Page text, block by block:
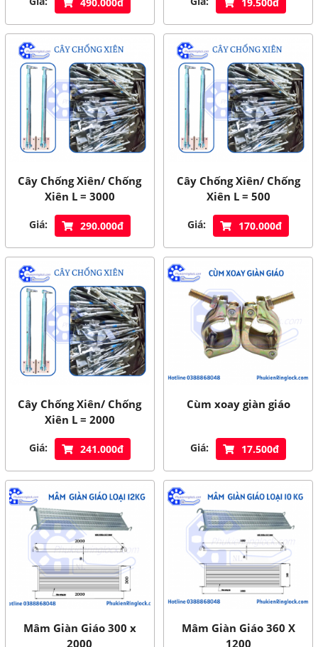
Cây Chống Xiên/ Chống
Xiên L = 3000
Giá: 290.000đ
Cây Chống Xiên/ Chống
Xiên L = 500
Giá: 170.000đ
Cây Chống Xiên/ Chống
Xiên L = 2000
Giá: 241.000đ
Cùm xoay giàn giáo
Giá: 17.500đ
Mâm Giàn Giáo 300 x
2000
Mâm Giàn Giáo 360 X
1200